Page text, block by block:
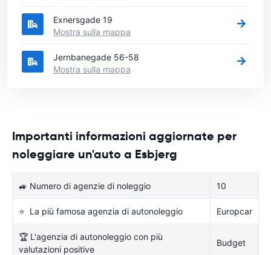
Exnersgade 19
Mostra sulla mappa
Jernbanegade 56-58
Mostra sulla mappa
Importanti informazioni aggiornate per
noleggiare un'auto a Esbjerg
🚙 Numero di agenzie di noleggio 10
⭐ La più famosa agenzia di autonoleggio Europcar
🏆 L'agenzia di autonoleggio con più
valutazioni positive
Budget